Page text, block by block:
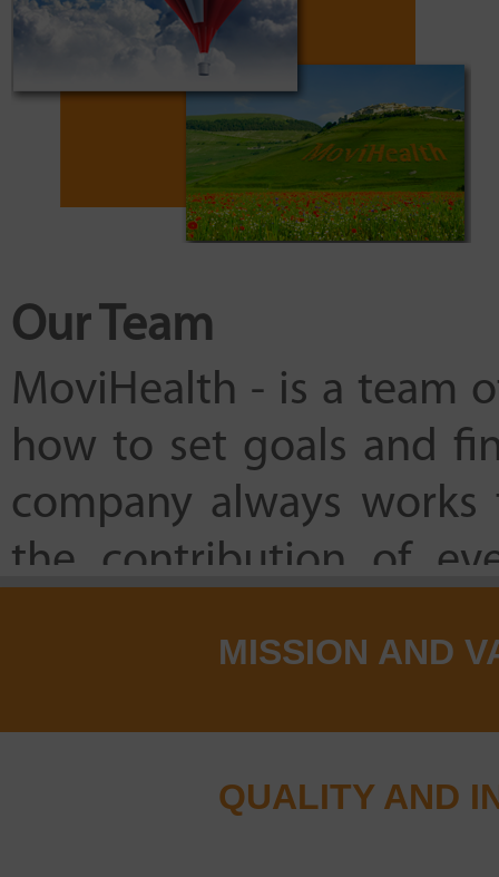
Our Team
MoviHealth - is a team
how to set goals and
company always
the contribution of
We respect our
we create favorable
MISSION AND
QUALITY AND